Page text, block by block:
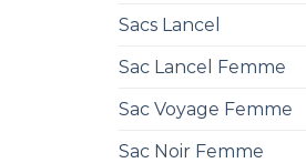
Sacs Lancel
Sac Lancel Femme
Sac Voyage Femme
Sac Noir Femme